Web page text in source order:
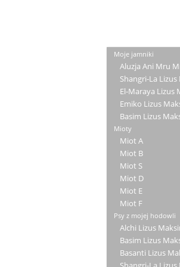
Moje jamniki
Aluzja Ani Mru
Shangri-La
El-Maraya Lizus
Emiko Lizus
Basim Lizus
Mioty
Miot A
Miot B
Miot S
Miot D
Miot E
Miot F
Psy z mojej hodowli
Alchi Lizus
Basim Lizus
Basanti Lizus